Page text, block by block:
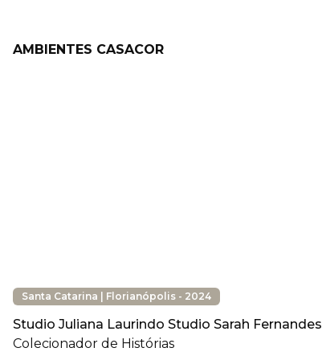
AMBIENTES CASACOR
Santa Catarina | Florianópolis - 2024
Studio Juliana Laurindo Studio Sarah Fernandes
Colecionador de Histórias